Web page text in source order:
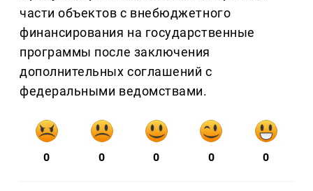
части объектов с внебюджетного
финансирования на государственные
программы после заключения
дополнительных соглашений с
федеральными ведомствами.
0 0 0 0 0